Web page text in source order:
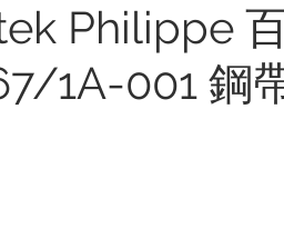
新手上路齊齊學 品牌巡禮
Philippe
1A-001 鋼